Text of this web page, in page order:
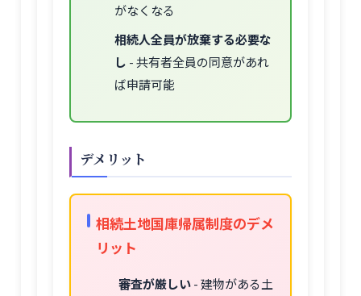
がなくなる
相続人全員が放棄する必要な
し - 共有者全員の同意があれ
ば申請可能
デメリット
相続土地国庫帰属制度のデメ
リット
審査が厳しい- 建物がある土